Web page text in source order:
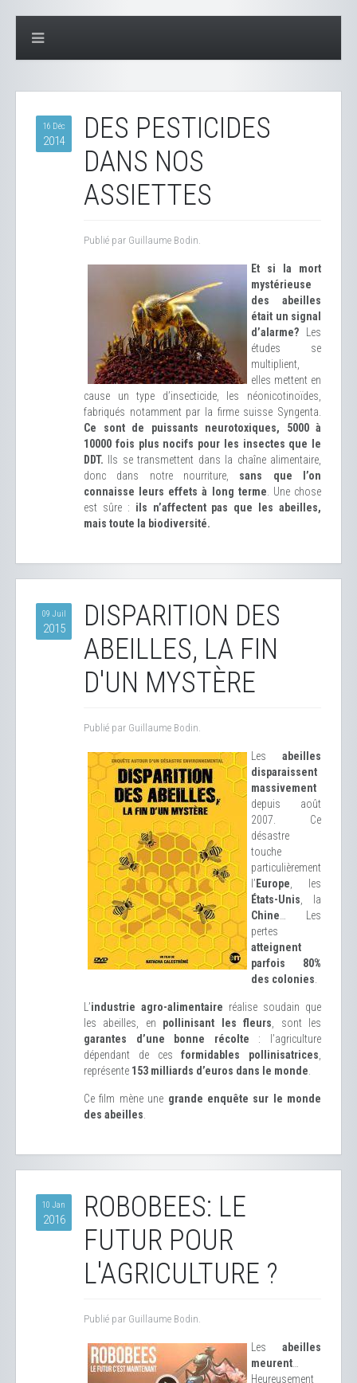
16 Déc
2014
DES PESTICIDES
DANS NOS
ASSIETTES
Publié par Guillaume Bodin.
Et si la mort
mystérieuse
des abeilles
était un signal
d’alarme? Les
études se
multiplient,
elles mettent en
cause un type d’insecticide, les néonicotinoïdes,
fabriqués notamment par la firme suisse Syngenta.
Ce sont de puissants neurotoxiques, 5000 à
10000 fois plus nocifs pour les insectes que le
DDT. Ils se transmettent dans la chaîne alimentaire,
donc dans notre nourriture, sans que l’on
connaisse leurs effets à long terme . Une chose
est sûre : ils n’affectent pas que les abeilles,
mais toute la biodiversité.
09 Juil
2015
DISPARITION DES
ABEILLES, LA FIN
D'UN MYSTÈRE
Publié par Guillaume Bodin.
Les abeilles
disparaissent
massivement
depuis août
2007. Ce
désastre
touche
particulièrement
l’ Europe , les
États-Unis , la
Chine … Les
pertes
atteignent
parfois 80%
des colonies
L’industrie agro-alimentaire réalise soudain que
les abeilles, en pollinisant les fleurs , sont les
garantes d’une bonne récolte : l’agriculture
dépendant de cesformidables pollinisatrices
représente 153 milliards d’euros dans le monde
Ce film mène une grande enquête sur le monde
des abeilles
10 Jan
2016
ROBOBEES: LE
FUTUR POUR
L'AGRICULTURE ?
Publié par Guillaume Bodin.
Les abeilles
meurent
Heureusement